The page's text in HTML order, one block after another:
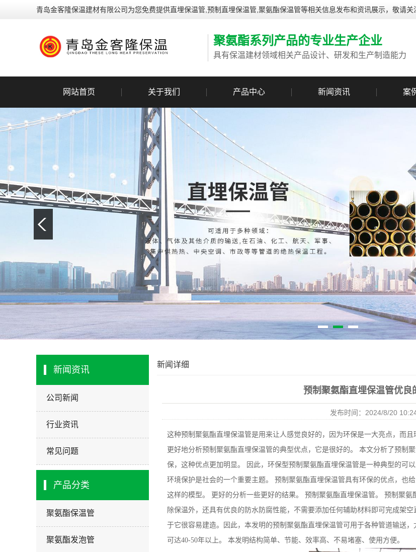
青岛金客隆保温建材有限公司为您免费提供直埋保温管 ,预制直埋保温管,聚氨酯保温管等相关信息发布和资讯展示，敬请关
聚氨酯系列产品的专业生产企业
具有保温建材领域相关产品设计、研发和生产制造能力
网站首页 关于我们 产品中心 新闻资讯 案
新闻资讯
公司新闻
行业资讯
常见问题
产品分类
聚氨酯保温管
聚氨酯发泡管
新闻详细
预制聚氨酯直埋保温管优良
发布时间：2024/8/20
这种预制聚氨酯直埋保温管是用来让人感觉良好的，因为环保是一大亮点，而
更好地分析预制聚氨酯直埋保温管的典型优点，它是很好的。 本文分析了预制
保，这种优点更加明显。 因此，环保型预制聚氨酯直埋保温管是一种典型的可以
环境保护是社会的一个重要主题。 预制聚氨酯直埋保温管具有环保的优点，也
这样的模型。 更好的分析一些更好的结果。 预制聚氨酯直埋保温管。 预制聚氨
除保温外，还具有优良的防水防腐性能，不需要添加任何辅助材料即可完成架
于它很容易建造。因此，本发明的预制聚氨酯直埋保温管可用于各种管道输送
可达40-50年以上。 本发明结构简单、节能、效率高、不易堵塞、使用方便。